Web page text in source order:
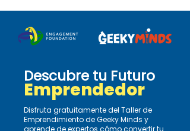
Descubre tu Futuro
Emprendedor
Disfruta gratuitamente del Taller de
Emprendimiento de Geeky Minds y
aprende de expertos cómo convertir tu